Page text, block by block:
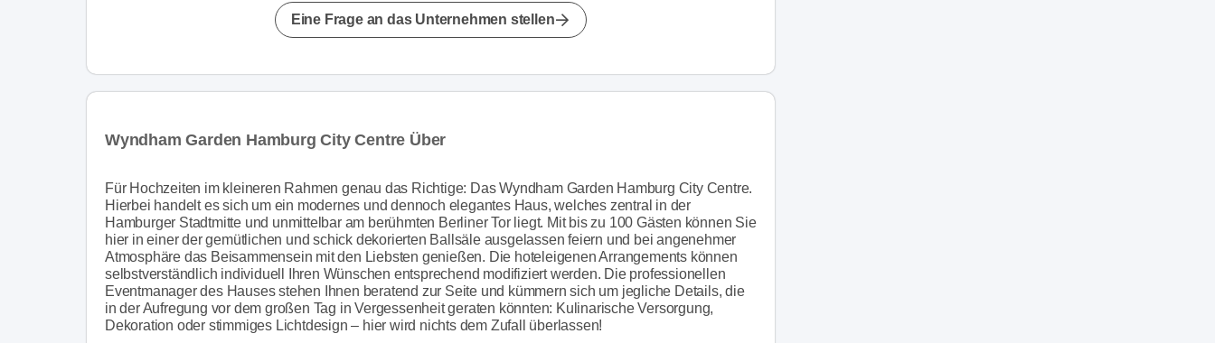
Eine Frage an das Unternehmen stellen
Wyndham Garden Hamburg City Centre Über
Für Hochzeiten im kleineren Rahmen genau das Richtige: Das Wyndham Garden Hamburg City Centre.
Hierbei handelt es sich um ein modernes und dennoch elegantes Haus, welches zentral in der
Hamburger Stadtmitte und unmittelbar am berühmten Berliner Tor liegt. Mit bis zu 100 Gästen können Sie
hier in einer der gemütlichen und schick dekorierten Ballsäle ausgelassen feiern und bei angenehmer
Atmosphäre das Beisammensein mit den Liebsten genießen. Die hoteleigenen Arrangements können
selbstverständlich individuell Ihren Wünschen entsprechend modifiziert werden. Die professionellen
Eventmanager des Hauses stehen Ihnen beratend zur Seite und kümmern sich um jegliche Details, die
in der Aufregung vor dem großen Tag in Vergessenheit geraten könnten: Kulinarische Versorgung,
Dekoration oder stimmiges Lichtdesign – hier wird nichts dem Zufall überlassen!